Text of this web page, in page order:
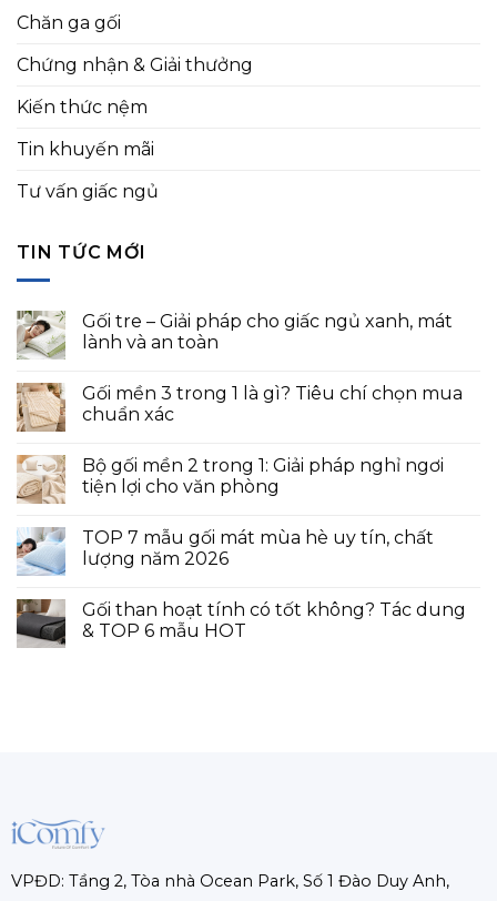
Chăn ga gối
Chứng nhận & Giải thưởng
Kiến thức nệm
Tin khuyến mãi
Tư vấn giấc ngủ
TIN TỨC MỚI
Gối tre – Giải pháp cho giấc ngủ xanh, mát
lành và an toàn
Gối mền 3 trong 1 là gì? Tiêu chí chọn mua
chuẩn xác
Bộ gối mền 2 trong 1: Giải pháp nghỉ ngơi
tiện lợi cho văn phòng
TOP 7 mẫu gối mát mùa hè uy tín, chất
lượng năm 2026
Gối than hoạt tính có tốt không? Tác dung
& TOP 6 mẫu HOT
VPĐD: Tầng 2, Tòa nhà Ocean Park, Số 1 Đào Duy Anh,